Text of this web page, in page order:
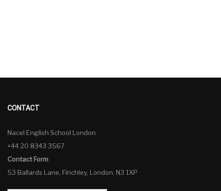
CONTACT
Nacel English School London
+44 20 8343 3567
Contact Form
53 Ballards Lane, Finchley, London, N3 1XP